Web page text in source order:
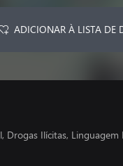
ADICIONAR À LISTA DE
Drogas Ilícitas,